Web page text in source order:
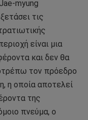
myung
τις
είναι μια
και δεν θα
τον πρόεδρο
η οποία αποτελεί
της
πνεύμα, ο